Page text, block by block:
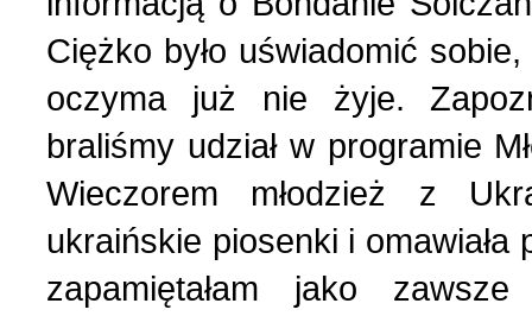
Ogłoszenia (24)
Opinie publiczne (11)
Poezja z Powstania
Polacy, których poznać
4 (147) 2021 r. (3)
3 (146) 2021 r. (1)
2 (145) 2021 r. (10)
1 (144) 2021 r. (12)
Ciężko było uświadomić
oczyma już nie żyje.
braliśmy udział w programie
Wieczorem młodzież z
ukraińskie piosenki i
zapamiętałam jako